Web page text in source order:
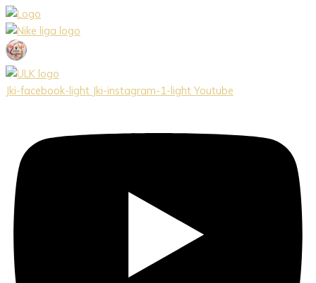
Preskočiť
na
obsah
Jki-facebook-light Jki-instagram-1-light Youtube